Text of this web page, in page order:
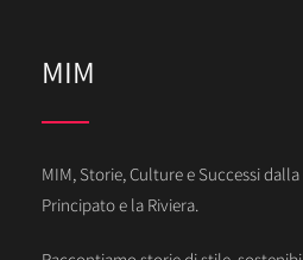
MIM
MIM, Storie, Culture e Successi
Principato e la Riviera.